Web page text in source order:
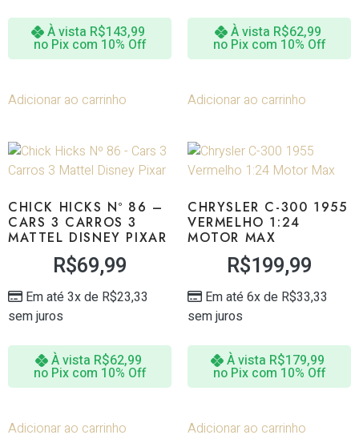
À vista R$143,99
no Pix com 10% Off
Adicionar ao carrinho
À vista R$62,99
no Pix com 10% Off
Adicionar ao carrinho
CHICK HICKS Nº 86 –
CARS 3 CARROS 3
MATTEL DISNEY PIXAR
R$69,99
Em até 3x de R$23,33
sem juros
À vista R$62,99
no Pix com 10% Off
Adicionar ao carrinho
CHRYSLER C-300 1955
VERMELHO 1:24
MOTOR MAX
R$199,99
Em até 6x de R$33,33
sem juros
À vista R$179,99
no Pix com 10% Off
Adicionar ao carrinho